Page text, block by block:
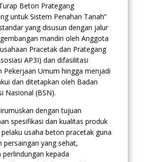
Beton Prategang
untuk Sistem Penahan Tanah”
yang disusun dengan jalur
mandiri oleh Anggota
Pracetak dan Prategang
AP3I) dan difasilitasi
Pekerjaan Umum hingga menjadi
dan ditetapkan oleh Badan
Nasional (BSN).
dengan tujuan
spesifikasi dan kualitas produk
usaha beton pracetak guna
persaingan yang sehat,
kepada